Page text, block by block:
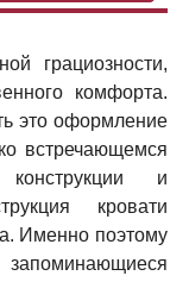
грациозности,
комфорта.
это оформление
встречающемся
и
кровати
Именно поэтому